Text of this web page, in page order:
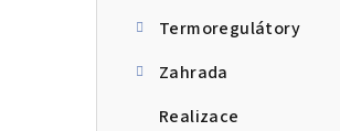
Termoregulátory
Zahrada
Realizace